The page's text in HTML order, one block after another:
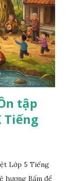
tập
Tiếng
Lớp 5 Tiếng
hương Bấm để